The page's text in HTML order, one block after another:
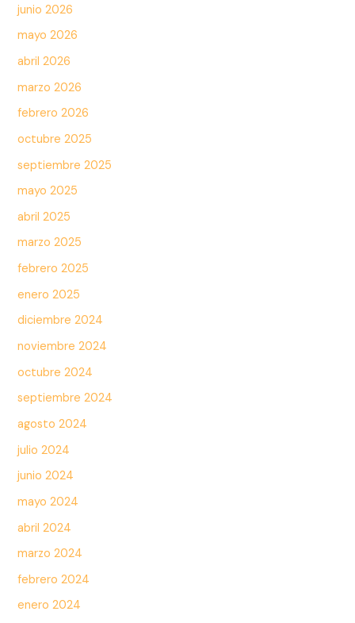
junio 2026
mayo 2026
abril 2026
marzo 2026
febrero 2026
octubre 2025
septiembre 2025
mayo 2025
abril 2025
marzo 2025
febrero 2025
enero 2025
diciembre 2024
noviembre 2024
octubre 2024
septiembre 2024
agosto 2024
julio 2024
junio 2024
mayo 2024
abril 2024
marzo 2024
febrero 2024
enero 2024